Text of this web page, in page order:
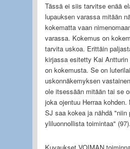
Tässä ei siis tarvitse enää
lupauksen varassa mitään
kokematta vaan
varassa. Kokemus on
tarvita uskoa. Erittäin
kirjassa esitetty Kai
on kokemusta. Se on
uskonnäkemyksen
ole itsessään mitään tai se
joka ojentuu Herraa
SJ saa kokea ja nähdä "niin
yliluonnollista toimintaa" (97).